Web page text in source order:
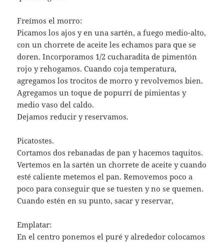
Freímos el morro:
Picamos los ajos y en una sartén, a fuego medio-alto,
con un chorrete de aceite les echamos para que se
doren. Incorporamos 1/2 cucharadita de pimentón
rojo y rehogamos. Cuando coja temperatura,
agregamos los trocitos de morro y revolvemos bien.
Agregamos un toque de popurrí de pimientas y
medio vaso del caldo.
Dejamos reducir y reservamos.
Picatostes.
Cortamos dos rebanadas de pan y hacemos taquitos.
Vertemos en la sartén un chorrete de aceite y cuando
esté caliente metemos el pan. Removemos poco a
poco para conseguir que se tuesten y no se quemen.
Cuando estén en su punto, sacar y reservar,
Emplatar:
En el centro ponemos el puré y alrededor colocamos